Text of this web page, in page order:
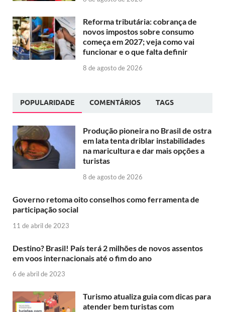
Reforma tributária: cobrança de
novos impostos sobre consumo
começa em 2027; veja como vai
funcionar e o que falta definir
8 de agosto de 2026
POPULARIDADE COMENTÁRIOS TAGS
Produção pioneira no Brasil de ostra
em lata tenta driblar instabilidades
na maricultura e dar mais opções a
turistas
8 de agosto de 2026
Governo retoma oito conselhos como ferramenta de
participação social
11 de abril de 2023
Destino? Brasil! País terá 2 milhões de novos assentos
em voos internacionais até o fim do ano
6 de abril de 2023
Turismo atualiza guia com dicas para
atender bem turistas com